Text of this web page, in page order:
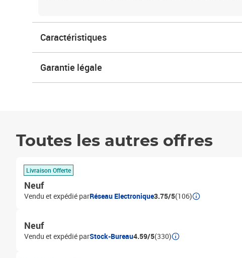
Caractéristiques
Garantie légale
Toutes les autres offres
Livraison Offerte
Neuf
Vendu et expédié parRéseau Electronique3.75/5(106)
Neuf
Vendu et expédié parStock-Bureau4.59/5(330)